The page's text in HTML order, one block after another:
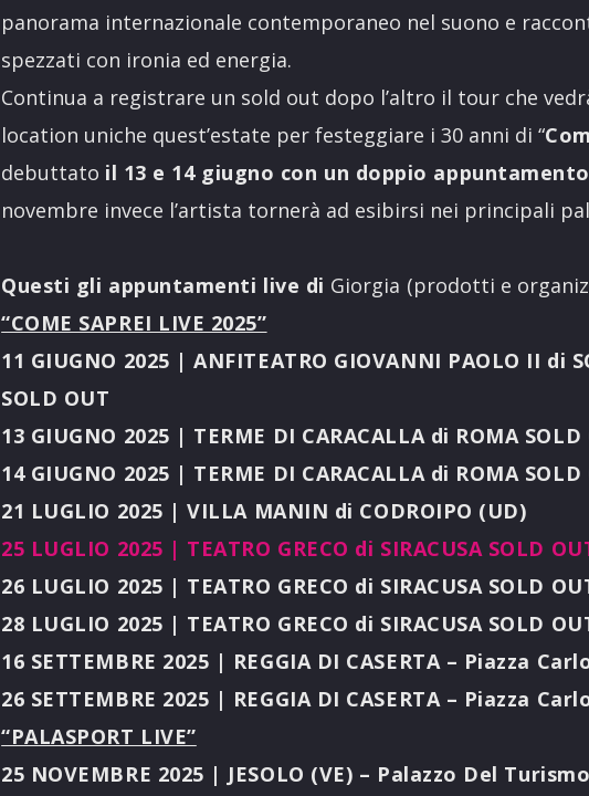
panorama internazionale contemporaneo nel suono e
spezzati con ironia ed energia.
Continua a registrare un sold out dopo l’altro il tour che
location uniche quest’estate per festeggiare i 30 anni di “
debuttato il 13 e 14 giugno con un doppio
novembre invece l’artista tornerà ad esibirsi nei principali
Questi gli appuntamenti live di Giorgia (prodotti e
“COME SAPREI LIVE 2025”
11 GIUGNO 2025 | ANFITEATRO GIOVANNI PAOLO II di
SOLD OUT
13 GIUGNO 2025 | TERME DI CARACALLA di ROMA SOLD
14 GIUGNO 2025 | TERME DI CARACALLA di ROMA SOLD
21 LUGLIO 2025 | VILLA MANIN di CODROIPO (UD)
25 LUGLIO 2025 | TEATRO GRECO di SIRACUSA SOLD
26 LUGLIO 2025 | TEATRO GRECO di SIRACUSA SOLD
28 LUGLIO 2025 | TEATRO GRECO di SIRACUSA SOLD
16 SETTEMBRE 2025 | REGGIA DI CASERTA – Piazza
26 SETTEMBRE 2025 | REGGIA DI CASERTA – Piazza
“PALASPORT LIVE”
25 NOVEMBRE 2025 | JESOLO (VE) – Palazzo Del